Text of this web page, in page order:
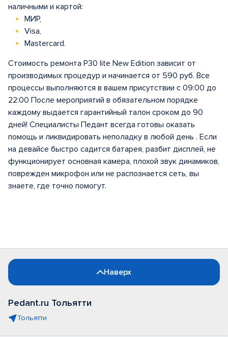
наличными и картой:
МИР,
Visa,
Mastercard.
Стоимость ремонта P30 lite New Edition зависит от
производимых процедур и начинается от 590 руб. Все
процессы выполняются в вашем присутствии с 09:00 до
22:00 После мероприятий в обязательном порядке
каждому выдается гарантийный талон сроком до 90
дней! Специалисты Педант всегда готовы оказать
помощь и ликвидировать неполадку в любой день . Если
на девайсе быстро садится батарея, разбит дисплей, не
функционирует основная камера, плохой звук динамиков,
поврежден микрофон или не распознается сеть, вы
знаете, где точно помогут.
Наверх
Pedant.ru Тольятти
Тольятти